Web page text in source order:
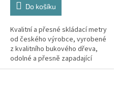
Do košíku
Kvalitní a přesné skládací metry
od českého výrobce, vyrobené
z kvalitního bukového dřeva,
odolné a přesně zapadající
zámky metru.